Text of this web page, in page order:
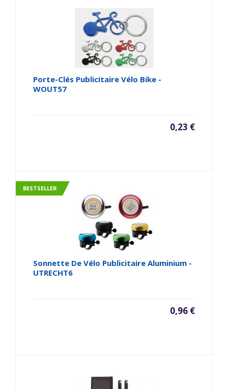
Porte-Clés Publicitaire Vélo Bike -
WOUT57
0,23 €
BESTSELLER
Sonnette De Vélo Publicitaire Aluminium -
UTRECHT6
0,96 €